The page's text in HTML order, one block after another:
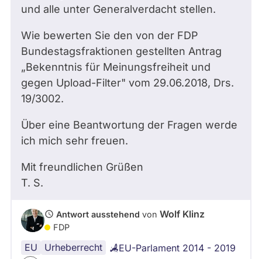
und alle unter Generalverdacht stellen.
Wie bewerten Sie den von der FDP
Bundestagsfraktionen gestellten Antrag
„Bekenntnis für Meinungsfreiheit und
gegen Upload-Filter" vom 29.06.2018, Drs.
19/3002.
Über eine Beantwortung der Fragen werde
ich mich sehr freuen.
Mit freundlichen Grüßen
T. S.
Antwort ausstehend von Wolf Klinz
FDP
EU Urheberrecht
Internet
Uploadfilter EU-Parlament 2014 - 2019